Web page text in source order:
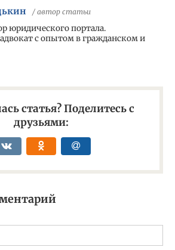
/ автор статьи
юридического портала.
с опытом в гражданском и
статья? Поделитесь с
друзьями: